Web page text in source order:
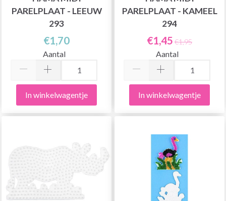
PARELPLAAT - LEEUW
293
€1,70
Aantal
In winkelwagentje
PARELPLAAT - KAMEEL
294
€1,45 €1,95
Aantal
In winkelwagentje